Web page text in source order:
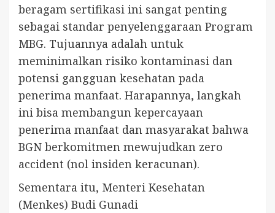
beragam sertifikasi ini sangat penting
sebagai standar penyelenggaraan Program
MBG. Tujuannya adalah untuk
meminimalkan risiko kontaminasi dan
potensi gangguan kesehatan pada
penerima manfaat. Harapannya, langkah
ini bisa membangun kepercayaan
penerima manfaat dan masyarakat bahwa
BGN berkomitmen mewujudkan zero
accident (nol insiden keracunan).
Sementara itu, Menteri Kesehatan
(Menkes) Budi Gunadi